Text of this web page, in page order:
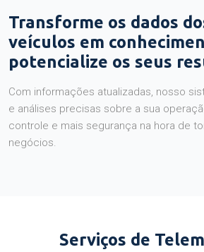
Transforme os dados
veículos em
potencialize os seus
Com informações atualizadas, nosso
e análises precisas sobre a sua
controle e mais segurança na hora de
negócios.
Serviços de